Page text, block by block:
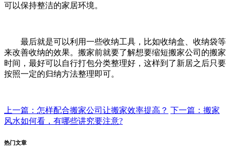
可以保持整洁的家居环境。
最后就是可以利用一些收纳工具，比如收纳盒、收纳袋等
来改善收纳的效果。搬家前就要了解想要缩短搬家公司的搬家
时间，最好可以自行打包分类整理好，这样到了新居之后只要
按照一定的归纳方法整理即可。
上一篇：怎样配合搬家公司让搬家效率提高？ 下一篇：搬家
风水如何看，有哪些讲究要注意?
热门文章